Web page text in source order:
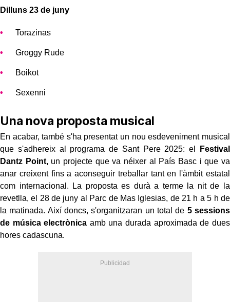
Dilluns 23 de juny
Torazinas
Groggy Rude
Boikot
Sexenni
Una nova proposta musical
En acabar, també s'ha presentat un nou esdeveniment musical
que s'adhereix al programa de Sant Pere 2025: el
Festival
Dantz Point, un projecte que va néixer al País Basc i que va
anar creixent fins a aconseguir treballar tant en l'àmbit estatal
com internacional. La proposta es durà a terme la nit de la
revetlla, el 28 de juny al Parc de Mas Iglesias, de 21 h a 5 h de
la matinada. Així doncs, s'organitzaran un total de 5 sessions
de música electrònica amb una durada aproximada de dues
hores cadascuna.